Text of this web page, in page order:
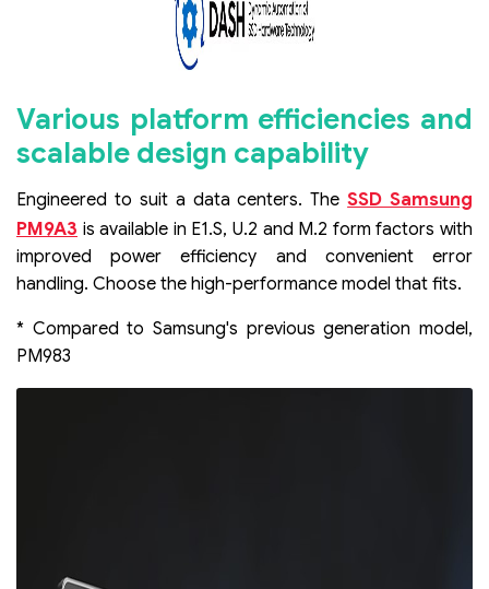
Various platform efficiencies and
scalable design capability
Engineered to suit a data centers. TheSSD Samsung
PM9A3 is available in E1.S, U.2 and M.2 form factors with
improved power efficiency and convenient error
handling. Choose the high-performance model that fits.
* Compared to Samsung's previous generation model,
PM983